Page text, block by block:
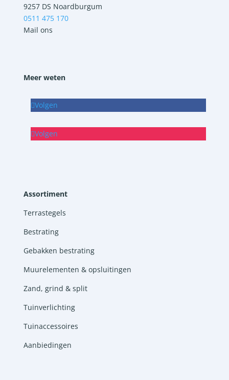
9257 DS Noardburgum
0511 475 170
Mail ons
Meer weten
Volgen
Volgen
Assortiment
Terrastegels
Bestrating
Gebakken bestrating
Muurelementen & opsluitingen
Zand, grind & split
Tuinverlichting
Tuinaccessoires
Aanbiedingen